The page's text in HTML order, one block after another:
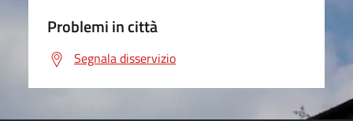
Problemi in città
Segnala disservizio